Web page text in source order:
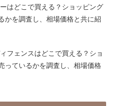
はどこで買える？ショッピング
かを調査し、相場価格と共に紹
フェンスはどこで買える？ショ
っているかを調査し、相場価格